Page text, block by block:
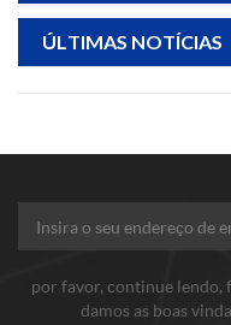
ÚLTIMAS NOTÍCIAS
por favor, continue lendo,
damos as boas